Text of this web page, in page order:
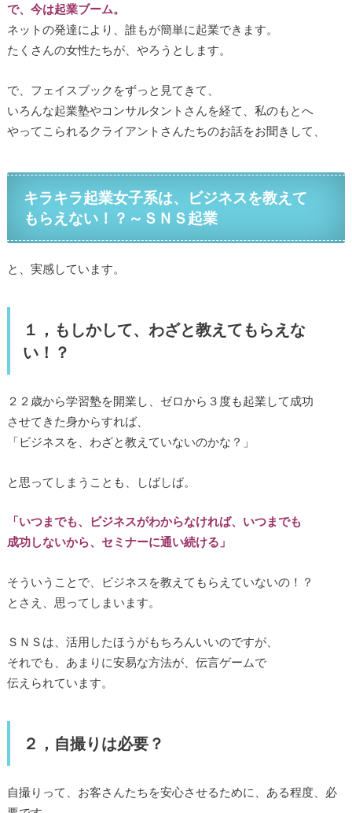
で、今は起業ブーム。
ネットの発達により、誰もが簡単に起業できます。
たくさんの女性たちが、やろうとします。
で、フェイスブックをずっと見てきて、
いろんな起業塾やコンサルタントさんを経て、私のもとへ
やってこられるクライアントさんたちのお話をお聞きして、
キラキラ起業女子系は、ビジネスを教えて
もらえない！？～ＳＮＳ起業
と、実感しています。
１，もしかして、わざと教えてもらえな
い！？
２２歳から学習塾を開業し、ゼロから３度も起業して成功
させてきた身からすれば、
「ビジネスを、わざと教えていないのかな？」
と思ってしまうことも、しばしば。
「いつまでも、ビジネスがわからなければ、いつまでも
成功しないから、セミナーに通い続ける」
そういうことで、ビジネスを教えてもらえていないの！？
とさえ、思ってしまいます。
ＳＮＳは、活用したほうがもちろんいいのですが、
それでも、あまりに安易な方法が、伝言ゲームで
伝えられています。
２，自撮りは必要？
自撮りって、お客さんたちを安心させるために、ある程度、必